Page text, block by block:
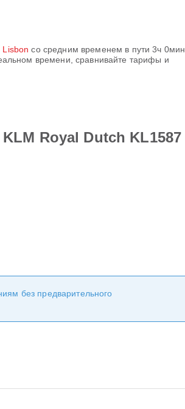
Lisbon со средним временем в пути3ч 0мин
времени, сравнивайте тарифы и
Royal Dutch KL1587
без предварительного